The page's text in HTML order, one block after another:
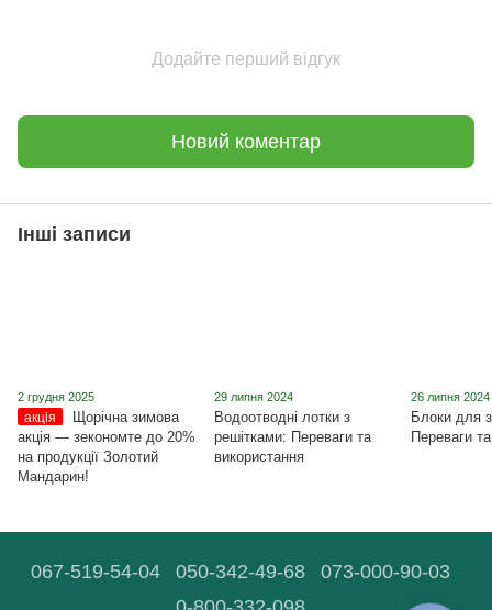
Додайте перший відгук
Новий коментар
Інші записи
2 грудня 2025
акція
Щорічна зимова
акція ― зекономте до 20%
на продукції Золотий
Мандарин!
29 липня 2024
Водоотводні лотки з
решітками: Переваги та
використання
26 липня 2024
Блоки для
Переваги
067-519-54-04 050-342-49-68
073-000-90-03